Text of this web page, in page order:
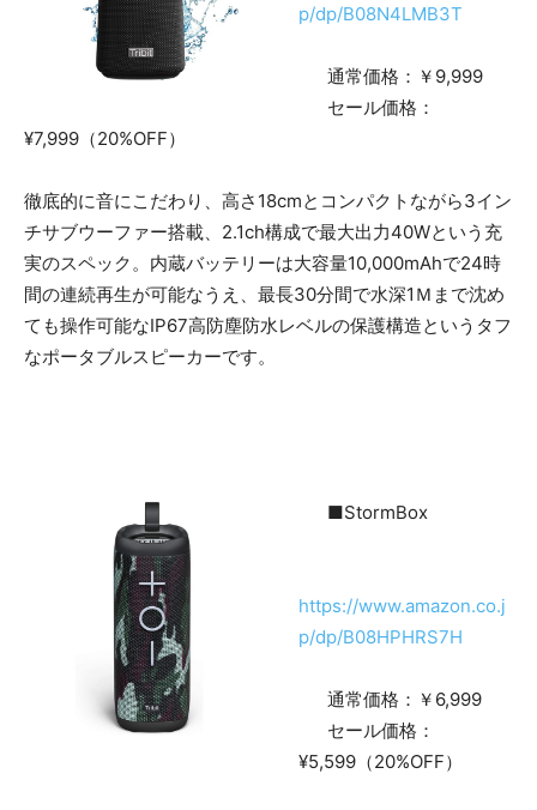
p/dp/B08N4LMB3T
通常価格：￥9,999
セール価格：
¥7,999（20%OFF）
徹底的に音にこだわり、高さ18cmとコンパクトながら3イン
チサブウーファー搭載、2.1ch構成で最大出力40Wという充
実のスペック。内蔵バッテリーは大容量10,000mAhで24時
間の連続再生が可能なうえ、最長30分間で水深1Ｍまで沈め
ても操作可能なIP67高防塵防水レベルの保護構造というタフ
なポータブルスピーカーです。
■StormBox
https://www.amazon.co.j
p/dp/B08HPHRS7H
通常価格：￥6,999
セール価格：
¥5,599（20%OFF）